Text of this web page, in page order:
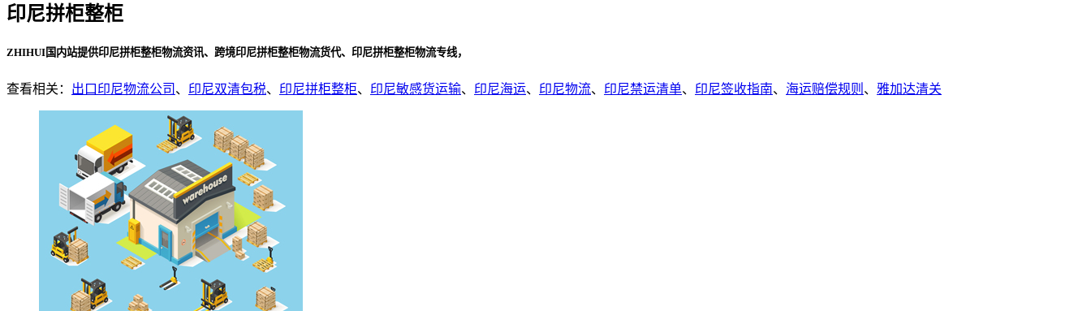
印尼拼柜整柜
ZHIHUI国内站提供印尼拼柜整柜物流资讯、跨境印尼拼柜整柜物流货代、印尼拼柜整柜物流专线，
查看相关： 出口印尼物流公司 、 印尼双清包税、 印尼拼柜整柜、 印尼敏感货运输、 印尼海运、 印尼物流、 印尼禁运清单、 印尼签收指南、 海运赔偿规则 、 雅加达清关